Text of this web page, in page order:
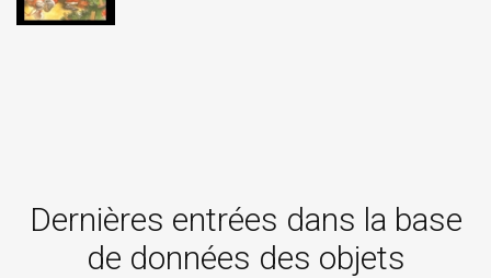
Dernières entrées dans la base
de données des objets